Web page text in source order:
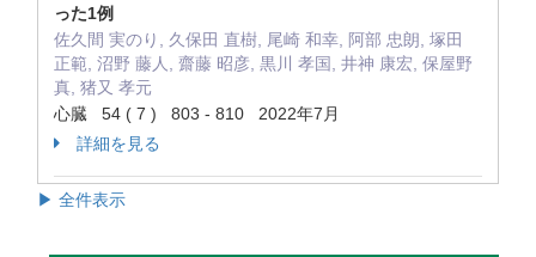
った1例
佐久間 実のり, 久保田 直樹, 尾崎 和幸, 阿部 忠朗, 塚田
正範, 沼野 藤人, 齋藤 昭彦, 黒川 孝国, 井神 康宏, 保屋野
真, 猪又 孝元
心臓 54 ( 7 ) 803 - 810 2022年7月
詳細を見る
▶ 全件表示